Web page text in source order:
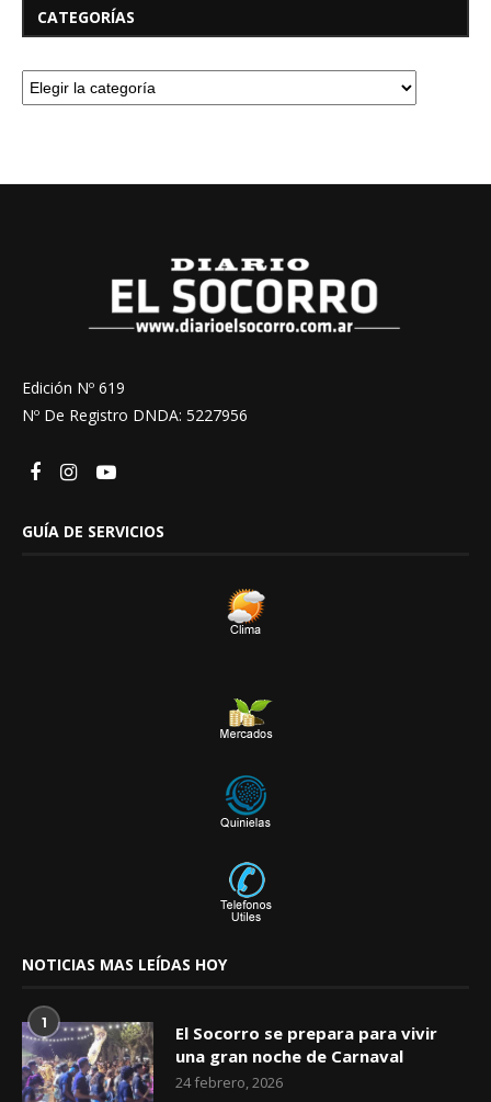
CATEGORÍAS
Edición Nº 619
Nº De Registro DNDA: 5227956
GUÍA DE SERVICIOS
NOTICIAS MAS LEÍDAS HOY
1
El Socorro se prepara para vivir
una gran noche de Carnaval
24 febrero, 2026